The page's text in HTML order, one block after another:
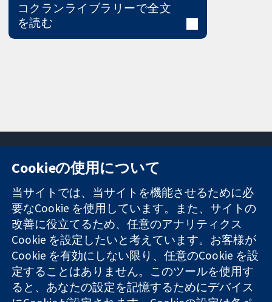
コクランライブラリーで全文
を読む
信頼できるエビ
デンスと
情報に基づく意
思決定により
健康のさらなる
向上へ
11-13 Cavendish
Square
London
W1G 0AN
United Kingdom
お問い合わせ
ニュース
広報
コクランにつ
いて
採用
Cochrane
Library
Cookieの使用について
当サイトでは、当サイトを機能させるために必
要なCookie を使用しています。また、サイトの
改善に役立てるため、任意のアナリティクス
Cookie を設定したいと考えています。お客様が
Cookie を有効にしない限り、任意のCookie を設
定することはありません。このツールを使用す
ると、あなたの設定を記憶するためにデバイス